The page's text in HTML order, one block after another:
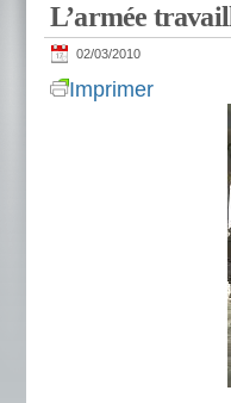
L’armée
02/03/2010
Imprimer